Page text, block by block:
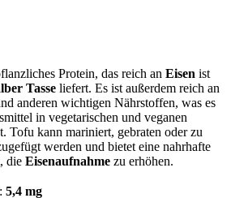
Protein, das reich an Eisen ist
Tasse liefert. Es ist außerdem reich an
anderen wichtigen Nährstoffen, was es
in vegetarischen und veganen
Tofu kann mariniert, gebraten oder zu
werden und bietet eine nahrhafte
die Eisenaufnahme zu erhöhen.
5,4 mg